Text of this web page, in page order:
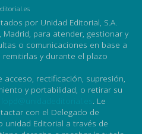
por Unidad Editorial, S.A.
Madrid, para atender, gestionar y
o comunicaciones en base a
y durante el plazo
acceso, rectificación, supresión,
y portabilidad, o retirar su
. Le
con el Delegado de
unidad Editorial a través de